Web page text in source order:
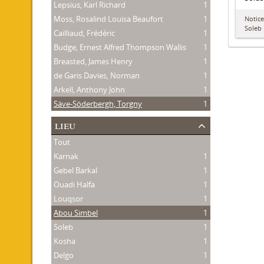
Lepsius, Karl Richard
1
Moss, Rosalind Louisa Beaufort
1
Cailliaud, Frédéric
1
Budge, Ernest Alfred Thompson Wallis
1
Breasted, James Henry
1
de Garis Davies, Norman
1
Arkell, Anthony John
1
Säve-Söderbergh, Torgny
1
lieu
Tout
Karnak
1
Gebel Barkal
1
Ouadi Halfa
1
Louqsor
1
Abou Simbel
1
Soleb
1
Kosha
1
Delgo
1
Soleb